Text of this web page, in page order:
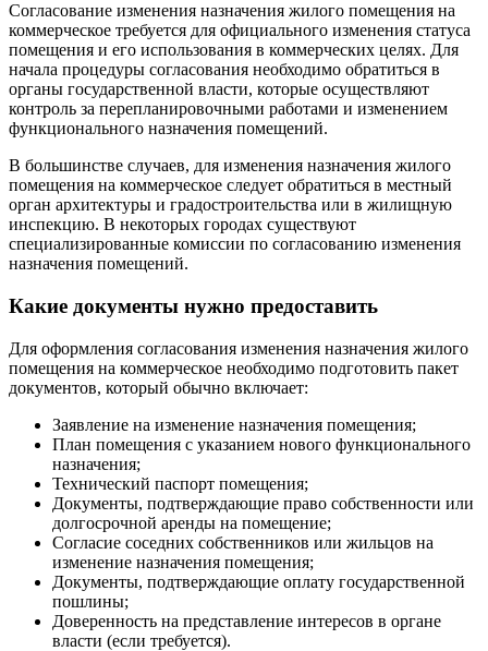
Согласование изменения назначения жилого помещения на
коммерческое требуется для официального изменения статуса
помещения и его использования в коммерческих целях. Для
начала процедуры согласования необходимо обратиться в
органы государственной власти, которые осуществляют
контроль за перепланировочными работами и изменением
функционального назначения помещений.
В большинстве случаев, для изменения назначения жилого
помещения на коммерческое следует обратиться в местный
орган архитектуры и градостроительства или в жилищную
инспекцию. В некоторых городах существуют
специализированные комиссии по согласованию изменения
назначения помещений.
Какие документы нужно предоставить
Для оформления согласования изменения назначения жилого
помещения на коммерческое необходимо подготовить пакет
документов, который обычно включает:
Заявление на изменение назначения помещения;
План помещения с указанием нового функционального
назначения;
Технический паспорт помещения;
Документы, подтверждающие право собственности или
долгосрочной аренды на помещение;
Согласие соседних собственников или жильцов на
изменение назначения помещения;
Документы, подтверждающие оплату государственной
пошлины;
Доверенность на представление интересов в органе
власти (если требуется).